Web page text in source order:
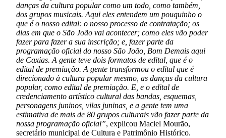
danças da cultura popular como um todo, como também,
dos grupos musicais. Aqui eles entendem um pouquinho o
que é o nosso edital: o nosso processo de contratação; os
dias em que o São João vai acontecer; como eles vão poder
fazer para fazer a sua inscrição; e, fazer parte da
programação oficial do nosso São João, Bom Demais aqui
de Caxias. A gente teve dois formatos de edital, que é o
edital de premiação. A gente transformou o edital que é
direcionado à cultura popular mesmo, as danças da cultura
popular, como edital de premiação. E, e o edital de
credenciamento artístico cultural das bandas, esquemas,
personagens juninos, vilas juninas, e a gente tem uma
estimativa de mais de 80 grupos culturais vão fazer parte da
nossa programação oficial”, explicou Maciel Mourão,
secretário municipal de Cultura e Patrimônio Histórico.